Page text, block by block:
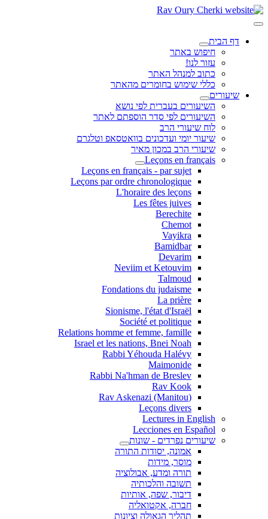
דף הבית
חיפוש באתר
עזור לנו!
כתוב למנהל האתר
כללי שימוש בחומרים מהאתר
שיעורים
השיעורים בעברית לפי נושא
השיעורים לפי סדר הוספתם לאתר
לוח שיעורי הרב
שיעור יומי ועדכונים בוואטסאפ וטלגרם
שיעורי הרב במכון מאיר
Leçons en français
Leçons en français - par sujet
Leçons par ordre chronologique
L'horaire des leçons
Les fêtes juives
Berechite
Chemot
Vayikra
Bamidbar
Devarim
Neviim et Ketouvim
Talmoud
Fondations du judaisme
La prière
Sionisme, l'état d'Israël
Société et politique
Relations homme et femme, famille
Israel et les nations, Bnei Noah
Rabbi Yéhouda Halévy
Maimonide
Rabbi Na'hman de Breslev
Rav Kook
(Rav Askenazi (Manitou
Leçons divers
Lectures in English
Lecciones en Español
שיעורים נפרדים - שונות
אמונה, יסודות התורה
מוסר, מידות
תורה ומדע, אבולוציה
תשובה והלכותיה
דיבור, שפה, אותיות
חברה, אקטואליה
תהליך הגאולה וציונות